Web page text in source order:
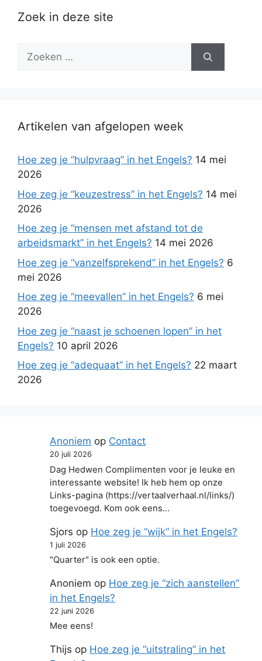
Zoek in deze site
Zoek
Artikelen van afgelopen week
Hoe zeg je “hulpvraag” in het Engels? 14 mei
2026
Hoe zeg je “keuzestress” in het Engels? 14 mei
2026
Hoe zeg je “mensen met afstand tot de
arbeidsmarkt” in het Engels? 14 mei 2026
Hoe zeg je “vanzelfsprekend” in het Engels? 6
mei 2026
Hoe zeg je “meevallen” in het Engels? 6 mei
2026
Hoe zeg je “naast je schoenen lopen” in het
Engels? 10 april 2026
Hoe zeg je “adequaat” in het Engels? 22 maart
2026
Anoniem op Contact
20 juli 2026
Dag Hedwen Complimenten voor je leuke en
interessante website! Ik heb hem op onze
Links-pagina (https://vertaalverhaal.nl/links/)
toegevoegd. Kom ook eens…
Sjors op Hoe zeg je “wijk” in het Engels?
1 juli 2026
"Quarter" is ook een optie.
Anoniem op Hoe zeg je “zich aanstellen”
in het Engels?
22 juni 2026
Mee eens!
Thijs op Hoe zeg je “uitstraling” in het